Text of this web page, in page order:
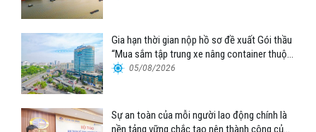
Gia hạn thời gian nộp hồ sơ đề xuất Gói thầu
“Mua sắm tập trung xe nâng container thuộc
Tổng công ty Hàng hải Việt Nam – CTCP”
05/08/2026
Sự an toàn của mỗi người lao động chính là
nền tảng vững chắc tạo nên thành công của